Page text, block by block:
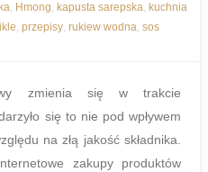
, Hmong, kapusta sarepska, kuchnia
, przepisy, rukiew wodna, sos
zmienia się w trakcie
się to nie pod wpływem
na złą jakość składnika.
zakupy produktów